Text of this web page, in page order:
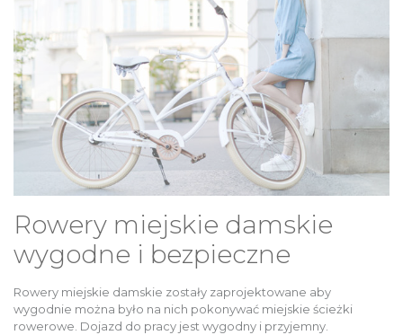
Rowery miejskie damskie
wygodne i bezpieczne
Rowery miejskie damskie zostały zaprojektowane aby
wygodnie można było na nich pokonywać miejskie ścieżki
rowerowe. Dojazd do pracy jest wygodny i przyjemny.